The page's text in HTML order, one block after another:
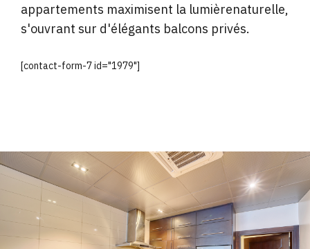
appartements maximisent la lumièrenaturelle,
s'ouvrant sur d'élégants balcons privés.
[contact-form-7 id="1979"]